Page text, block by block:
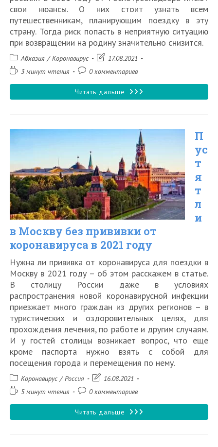
свои нюансы. О них стоит узнать всем
путешественникам, планирующим поездку в эту
страну. Тогда риск попасть в неприятную ситуацию
при возвращении на родину значительно снизится.
Рубрика
записи:
Абхазия / Коронавирус
Запись17.08.2021
Время3 минут чтения
Комментарии
записи:
0 комментариев
Читать дальше Новые
Россию
из
Абхазии
для
россиян
в
2021
году
от
Роспотребнадзора
П
ус
т
я
т
л
и
в Москву без прививки от
коронавируса в 2021 году
Нужна ли прививка от коронавируса для поездки в
Москву в 2021 году – об этом расскажем в статье.
В столицу России даже в условиях
распространения новой коронавирусной инфекции
приезжает много граждан из других регионов – в
туристических и оздоровительных целях, для
прохождения лечения, по работе и другим случаям.
И у гостей столицы возникает вопрос, что еще
кроме паспорта нужно взять с собой для
посещения города и перемещения по нему.
Рубрика
записи:
Коронавирус / Россия
Запись
изменена:
16.08.2021
Время5 минут чтения
Комментарии
записи:
0 комментариев
Читать дальше Пустят